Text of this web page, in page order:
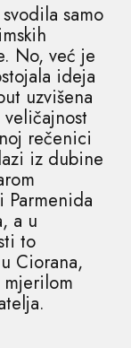
samo
No, već je
ideja
uzvišena
rečenici
iz dubine
Parmenida
a u
to
Ciorana,